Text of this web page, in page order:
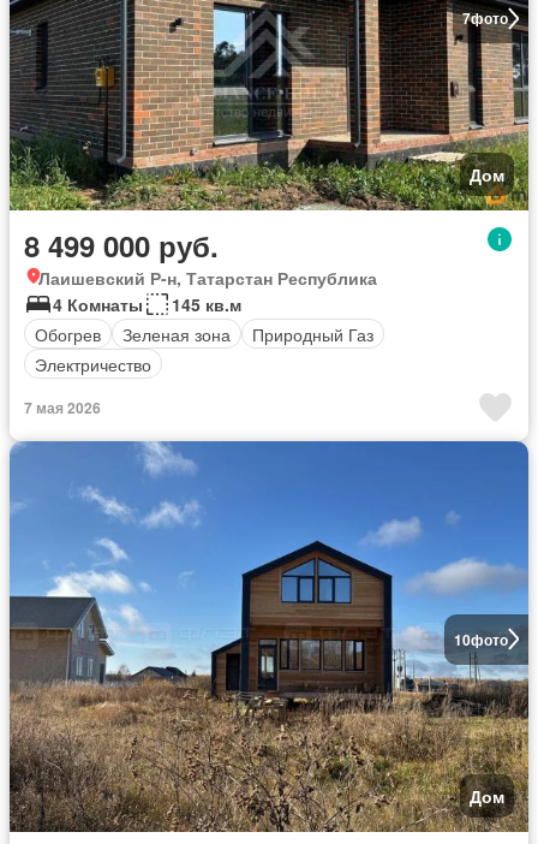
7фото
Дом
8 499 000 руб.
Лаишевский Р-н, Татарстан Республика
4 Комнаты
145 кв.м
Обогрев
Зеленая зона
Природный Газ
Электричество
7 мая 2026
10фото
Дом